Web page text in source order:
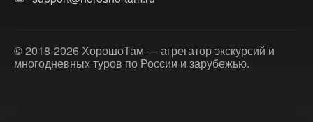
© 2018-2026 ХорошоТам — агрегатор экскурсий и
многодневных туров по России и зарубежью.